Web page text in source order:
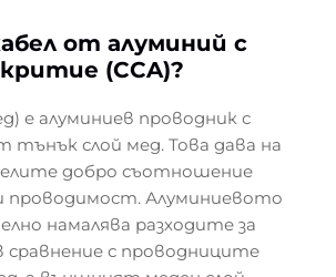
от алуминий с
(CCA)?
е алуминиев проводник с
тънък слой мед. Това дава на
добро съотношение
проводимост. Алуминиевото
намалява разходите за
сравнение с проводниците